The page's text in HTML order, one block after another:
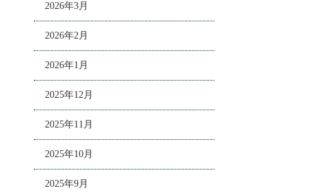
2026年3月
2026年2月
2026年1月
2025年12月
2025年11月
2025年10月
2025年9月